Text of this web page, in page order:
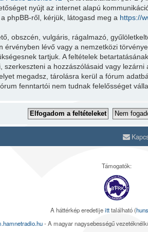
nyújt az internet alapú
phpBB-ről, kérjük, látogasd meg a https://
obszcén, vulgáris, rágalmazó,
lévő vagy a nemzetközi
tartjuk. A feltételek
a hozzászólásaid vagy
megadsz, tárolásra kerül a fórum
fenntartói nem tudnak felelősséget
Támogatók:
A háttérkép eredetijeitttalálható (
- A magyar nagysebességű